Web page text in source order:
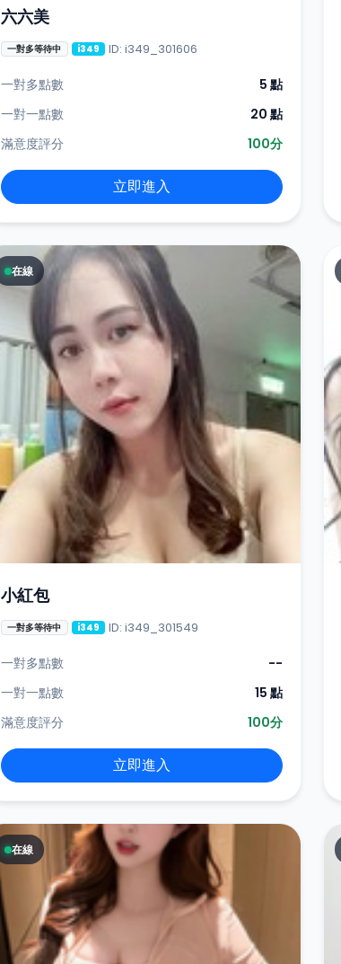
六六美
一對多等待中 i349 ID: i349_301606
一對多點數
5 點
一對一點數
20 點
滿意度評分
100分
立即進入
在線
小紅包
一對多等待中 i349 ID: i349_301549
一對多點數
--
一對一點數
15 點
滿意度評分
100分
立即進入
在線